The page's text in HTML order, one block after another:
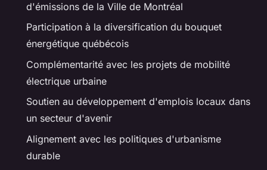
d'émissions de la Ville de Montréal
Participation à la diversification du bouquet
énergétique québécois
Complémentarité avec les projets de mobilité
électrique urbaine
Soutien au développement d'emplois locaux dans
un secteur d'avenir
Alignement avec les politiques d'urbanisme
durable